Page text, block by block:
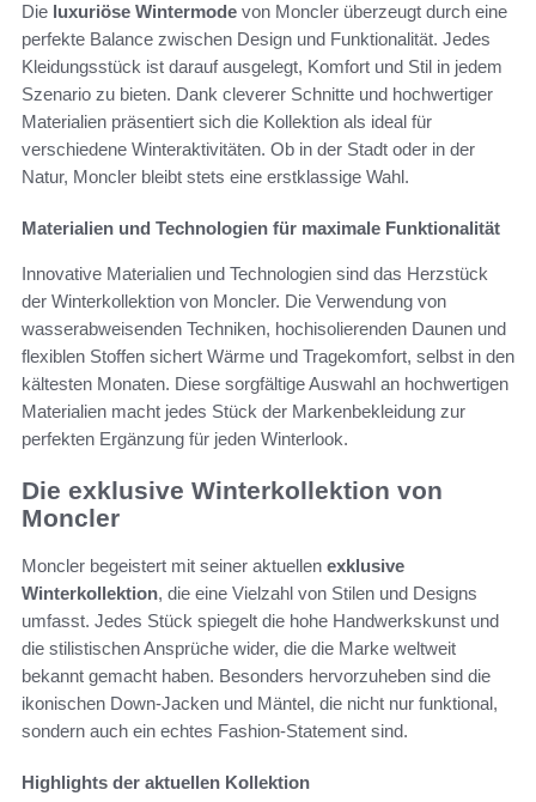
Die luxuriöse Wintermode von Moncler überzeugt durch eine
perfekte Balance zwischen Design und Funktionalität. Jedes
Kleidungsstück ist darauf ausgelegt, Komfort und Stil in jedem
Szenario zu bieten. Dank cleverer Schnitte und hochwertiger
Materialien präsentiert sich die Kollektion als ideal für
verschiedene Winteraktivitäten. Ob in der Stadt oder in der
Natur, Moncler bleibt stets eine erstklassige Wahl.
Materialien und Technologien für maximale Funktionalität
Innovative Materialien und Technologien sind das Herzstück
der Winterkollektion von Moncler. Die Verwendung von
wasserabweisenden Techniken, hochisolierenden Daunen und
flexiblen Stoffen sichert Wärme und Tragekomfort, selbst in den
kältesten Monaten. Diese sorgfältige Auswahl an hochwertigen
Materialien macht jedes Stück der Markenbekleidung zur
perfekten Ergänzung für jeden Winterlook.
Die exklusive Winterkollektion von
Moncler
Moncler begeistert mit seiner aktuellen exklusive
Winterkollektion, die eine Vielzahl von Stilen und Designs
umfasst. Jedes Stück spiegelt die hohe Handwerkskunst und
die stilistischen Ansprüche wider, die die Marke weltweit
bekannt gemacht haben. Besonders hervorzuheben sind die
ikonischen Down-Jacken und Mäntel, die nicht nur funktional,
sondern auch ein echtes Fashion-Statement sind.
Highlights der aktuellen Kollektion